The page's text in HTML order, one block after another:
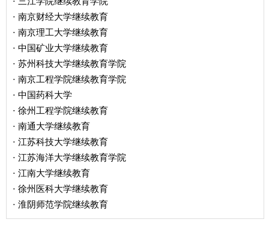
· 南京财经大学继续教育
· 南京理工大学继续教育
· 中国矿业大学继续教育
· 苏州科技大学继续教育学院
· 南京工程学院继续教育学院
· 中国药科大学
· 徐州工程学院继续教育
· 南通大学继续教育
· 江苏科技大学继续教育
· 江苏海洋大学继续教育学院
· 江南大学继续教育
· 徐州医科大学继续教育
· 淮阴师范学院继续教育